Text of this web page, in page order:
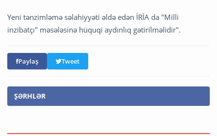
Yeni tənzimləmə səlahiyyəti əldə edən İRİA da "Milli
inzibatçı" məsələsinə hüquqi aydınlıq gətirilməlidir".
Paylaş Tweet
ŞƏRHLƏR